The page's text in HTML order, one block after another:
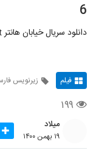
6
دانلود سریال خیابان هانتر Hunter Street قسمت 6 زیرنویس فارسی
فیلم زیرنویس
۱۹۹
میلاد
۱۹ بهمن ۱۴۰۰